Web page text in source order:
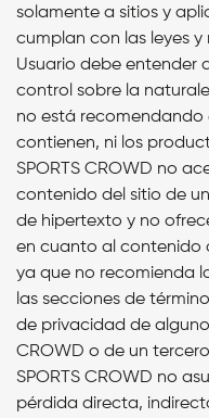
solamente a sitios y
cumplan con las leyes
Usuario debe entender
control sobre la
no está recomendando
contienen, ni los
SPORTS CROWD no
contenido del sitio de
de hipertexto y no
en cuanto al contenido
ya que no recomienda
las secciones de
de privacidad de
CROWD o de un
SPORTS CROWD no
pérdida directa,